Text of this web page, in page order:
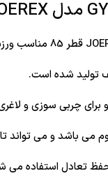
تولید شده است.
چربی سوزی و لاغری
و می تواند تا وزن 120 را
حفظ تعادل استفاده می